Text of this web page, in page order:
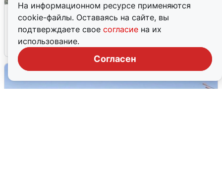
На информационном ресурсе применяются
cookie-файлы. Оставаясь на сайте, вы
подтверждаете свое согласие на их
использование.
Согласен
Жители и туристы Сочи рассказали
об атаке БПЛА 5 августа
5 августа 0